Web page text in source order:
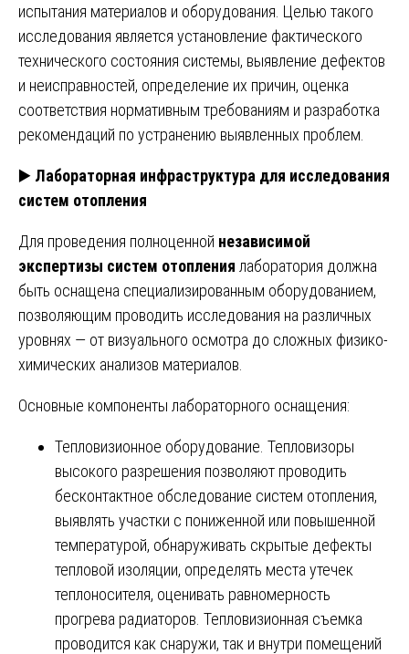
испытания материалов и оборудования. Целью такого
исследования является установление фактического
технического состояния системы, выявление дефектов
и неисправностей, определение их причин, оценка
соответствия нормативным требованиям и разработка
рекомендаций по устранению выявленных проблем.
▶️ Лабораторная инфраструктура для исследования
систем отопления
Для проведения полноценной независимой
экспертизы систем отопления лаборатория должна
быть оснащена специализированным оборудованием,
позволяющим проводить исследования на различных
уровнях — от визуального осмотра до сложных физико-
химических анализов материалов.
Основные компоненты лабораторного оснащения:
Тепловизионное оборудование. Тепловизоры
высокого разрешения позволяют проводить
бесконтактное обследование систем отопления,
выявлять участки с пониженной или повышенной
температурой, обнаруживать скрытые дефекты
тепловой изоляции, определять места утечек
теплоносителя, оценивать равномерность
прогрева радиаторов. Тепловизионная съемка
проводится как снаружи, так и внутри помещений